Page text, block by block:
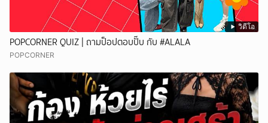
วิดีโอ
POPCORNER QUIZ | ถามป็อปตอบปั๊บ กับ #ALALA
POPCORNER